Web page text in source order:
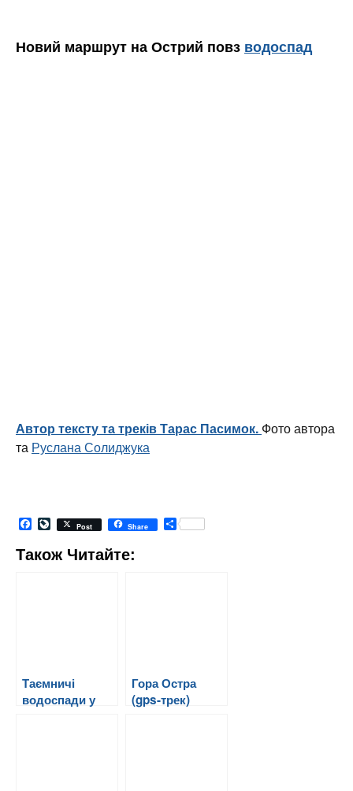
Новий маршрут на Острий повз водоспад
Автор тексту та треків Тарас Пасимок. Фото автора
та Руслана Солиджука
Facebook
LiveJournal
Post Share Share
Також Читайте:
Таємничі
водоспади у
Гора Остра
(gps-трек)